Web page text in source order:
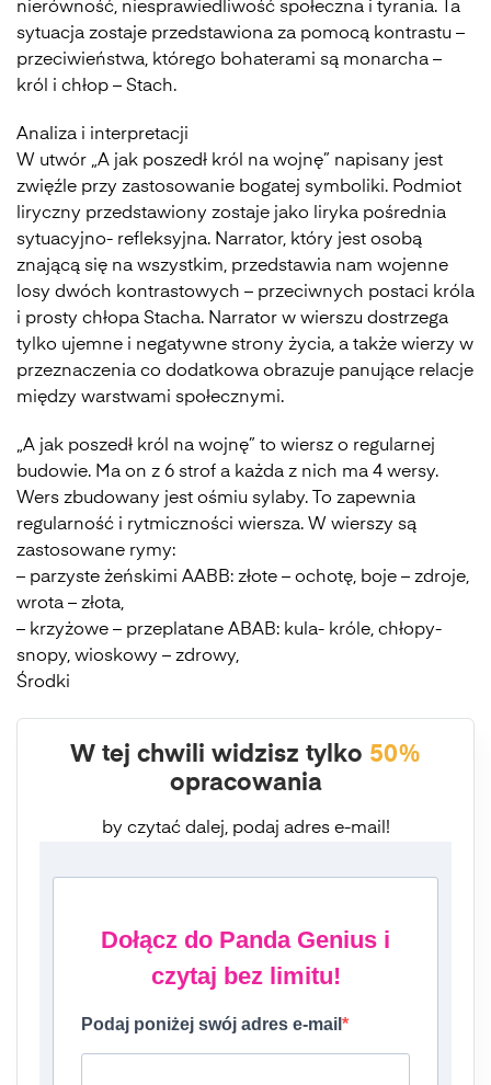
nierówność, niesprawiedliwość społeczna i tyrania. Ta
sytuacja zostaje przedstawiona za pomocą kontrastu –
przeciwieństwa, którego bohaterami są monarcha –
król i chłop – Stach.
Analiza i interpretacji
W utwór „A jak poszedł król na wojnę” napisany jest
zwięźle przy zastosowanie bogatej symboliki. Podmiot
liryczny przedstawiony zostaje jako liryka pośrednia
sytuacyjno- refleksyjna. Narrator, który jest osobą
znającą się na wszystkim, przedstawia nam wojenne
losy dwóch kontrastowych – przeciwnych postaci króla
i prosty chłopa Stacha. Narrator w wierszu dostrzega
tylko ujemne i negatywne strony życia, a także wierzy w
przeznaczenia co dodatkowa obrazuje panujące relacje
między warstwami społecznymi.
„A jak poszedł król na wojnę” to wiersz o regularnej
budowie. Ma on z 6 strof a każda z nich ma 4 wersy.
Wers zbudowany jest ośmiu sylaby. To zapewnia
regularność i rytmiczności wiersza. W wierszy są
zastosowane rymy:
– parzyste żeńskimi AABB: złote – ochotę, boje – zdroje,
wrota – złota,
– krzyżowe – przeplatane ABAB: kula- króle, chłopy-
snopy, wioskowy – zdrowy,
Środki
W tej chwili widzisz tylko 50%
opracowania
by czytać dalej, podaj adres e-mail!
Dołącz do Panda Genius i
czytaj bez limitu!
Podaj poniżej swój adres e-mail